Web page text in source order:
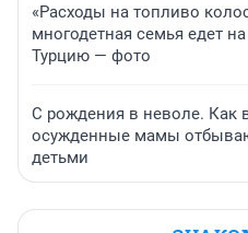
«Расходы на топливо
многодетная семья едет
Турцию — фото
С рождения в неволе. Как
осужденные мамы
детьми